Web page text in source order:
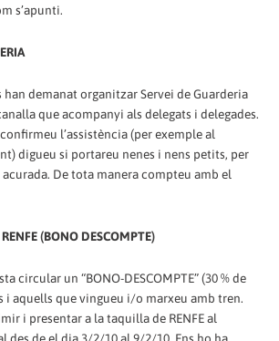
s’apunti.
han demanat organitzar Servei de Guarderia
que acompanyi als delegats i delegades.
l’assistència (per exemple al
digueu si portareu nenes i nens petits, per
De tota manera compteu amb el
(BONO DESCOMPTE)
circular un “BONO-DESCOMPTE” (30 % de
i aquells que vingueu i/o marxeu amb tren.
i presentar a la taquilla de RENFE al